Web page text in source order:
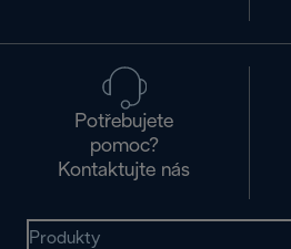
Potřebujete
pomoc?
Kontaktujte nás
Produkty